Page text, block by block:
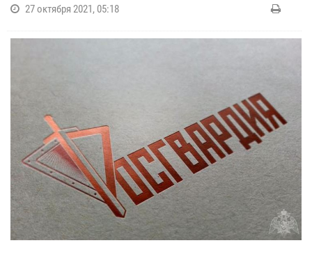
27 октября 2021, 05:18